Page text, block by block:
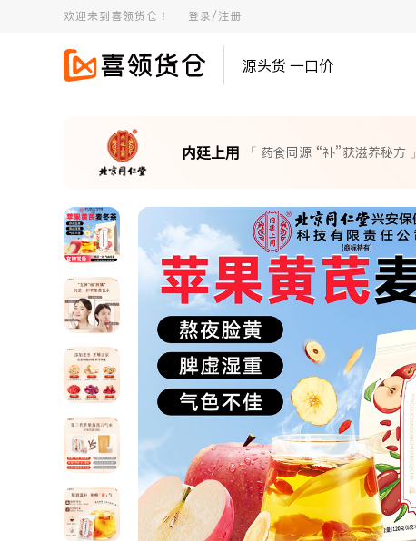
欢迎来到喜领货仓！ 登录/注册
源头货 一口价
内廷上用 「 药食同源 “补”获滋养秘方 」